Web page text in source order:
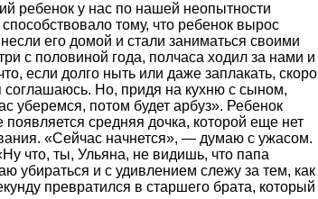
ребенок у нас по нашей неопытности
тому, что ребенок вырос
его домой и стали заниматься своими
с половиной года, полчаса ходил за нами и
если долго ныть или даже заплакать, скоро
Но, придя на кухню с сыном,
уберемся, потом будет арбуз». Ребенок
средняя дочка, которой еще нет
«Сейчас начнется», — думаю с ужасом.
что, ты, Ульяна, не видишь, что папа
убираться и с удивлением слежу за тем, как
превратился в старшего брата, который